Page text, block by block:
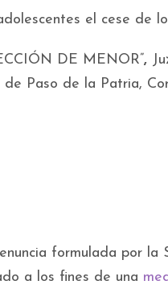
el cese de
DE MENOR”,
Paso de la Patria,
formulada por
a los fines de una